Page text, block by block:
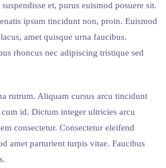
et, purus euismod posuere sit.
ipsum tincidunt non, proin. Euismod
amet quisque urna faucibus.
rhoncus nec adipiscing tristique sed
rutrum. Aliquam cursus arcu tincidunt
id. Dictum integer ultricies arcu
consectetur. Consectetur eleifend
amet parturient turpis vitae. Faucibus